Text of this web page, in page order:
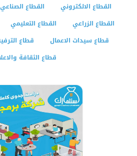
القطاع الالكتروني
القطاع الصناعي
القطاع الزراعي
القطاع التعليمي
قطاع سيدات الاعمال
قطاع
قطاع الثقافة